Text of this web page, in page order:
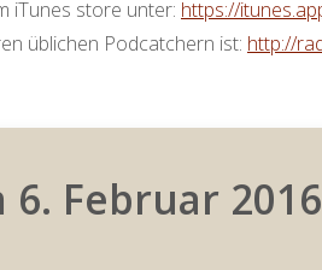
iTunes store unter: https://
üblichen Podcatchern ist: http://
Februar